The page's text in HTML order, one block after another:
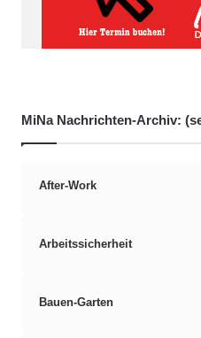
MiNa Nachrichten-Archiv:
After-Work
Arbeitssicherheit
Bauen-Garten